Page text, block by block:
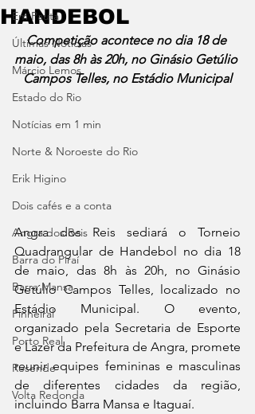
Em Pauta
Últimas Notícias
Márcio Lemos
Estado do Rio
Notícias em 1 min
Norte & Noroeste do Rio
Erik Higino
Dois cafés e a conta
Angra dos Reis
Barra do Piraí
Barra Mansa
Pinheiral
Porto Real
Resende
Volta Redonda
HANDEBOL
Competição acontece no dia 18 de
maio, das 8h às 20h, no Ginásio Getúlio
Campos Telles, no Estádio Municipal
Angra dos Reis sediará o Torneio
Quadrangular de Handebol no dia 18
de maio, das 8h às 20h, no Ginásio
Getúlio Campos Telles, localizado no
Estádio Municipal. O evento,
organizado pela Secretaria de Esporte
e Lazer da Prefeitura de Angra, promete
reunir equipes femininas e masculinas
de diferentes cidades da região,
incluindo Barra Mansa e Itaguaí.